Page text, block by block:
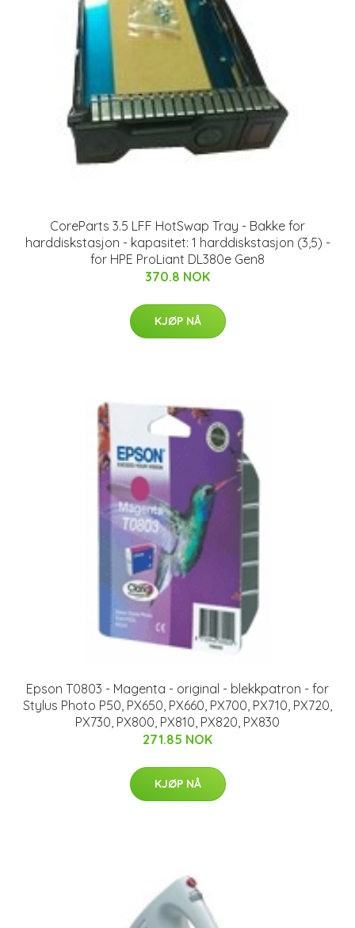
CoreParts 3.5 LFF HotSwap Tray - Bakke for
harddiskstasjon - kapasitet: 1 harddiskstasjon (3,5) -
for HPE ProLiant DL380e Gen8
370.8 NOK
KJØP NÅ
Epson T0803 - Magenta - original - blekkpatron - for
Stylus Photo P50, PX650, PX660, PX700, PX710, PX720,
PX730, PX800, PX810, PX820, PX830
271.85 NOK
KJØP NÅ